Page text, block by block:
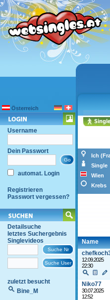
Österreich
Username
Dein Passwort
automat. Login
Registrieren
Passwort vergessen?
Detailsuche
letztes Suchergebnis
Singlevideos
zuletzt besucht
Bine_M
Ich
Single
Wien
Krebs
Name
12.09.2025
22:30
Niko77
30.07.2025
12:52